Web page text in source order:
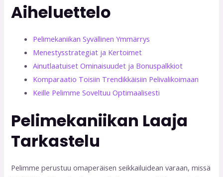
Aiheluettelo
Pelimekaniikan Syvällinen Ymmärrys
Menestysstrategiat ja Kertoimet
Ainutlaatuiset Ominaisuudet ja Bonuspalkkiot
Komparaatio Toisiin Trendikkäisiin Pelivalikoimaan
Keille Pelimme Soveltuu Optimaalisesti
Pelimekaniikan Laaja
Tarkastelu
Pelimme perustuu omaperäisen seikkailuidean varaan, missä